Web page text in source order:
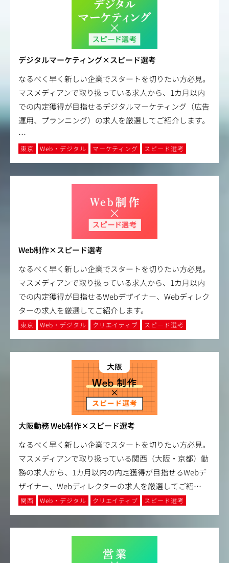
デジタルマーケティング×スピード選考
なるべく早く新しい企業でスタートを切りたい方必見。
マスメディアンで取り扱っている求人から、1カ月以内
での内定獲得が目指せるデジタルマーケティング（広告
運用、プランニング）の求人を厳選してご紹介します。
…
東京 Web・デジタル マーケティング スピード選考
Web制作×スピード選考
なるべく早く新しい企業でスタートを切りたい方必見。
マスメディアンで取り扱っている求人から、1カ月以内
での内定獲得が目指せるWebデザイナー、Webディレク
ターの求人を厳選してご紹介します。
東京 Web・デジタル クリエイティブ スピード選考
大阪勤務 Web制作×スピード選考
なるべく早く新しい企業でスタートを切りたい方必見。
マスメディアンで取り扱っている関西（大阪・京都）勤
務の求人から、1カ月以内の内定獲得が目指せるWebデ
ザイナー、Webディレクターの求人を厳選してご紹…
関西 Web・デジタル クリエイティブ スピード選考